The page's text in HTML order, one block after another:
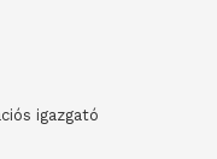
igazgató